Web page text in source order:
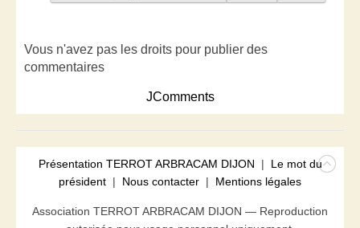
Vous n'avez pas les droits pour publier des
commentaires
JComments
Présentation TERROT ARBRACAM DIJON | Le mot du
président | Nous contacter | Mentions légales
Association TERROT ARBRACAM DIJON — Reproduction